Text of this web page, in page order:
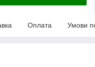
Оплата Умови